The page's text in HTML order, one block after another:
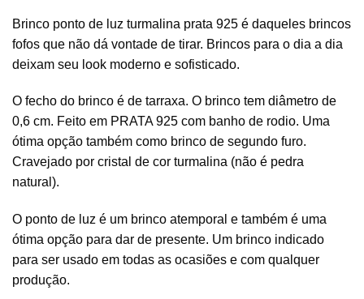
Brinco ponto de luz turmalina prata 925 é daqueles brincos
fofos que não dá vontade de tirar. Brincos para o dia a dia
deixam seu look moderno e sofisticado.
O fecho do brinco é de tarraxa. O brinco tem diâmetro de
0,6 cm. Feito em PRATA 925 com banho de rodio. Uma
ótima opção também como brinco de segundo furo.
Cravejado por cristal de cor turmalina (não é pedra
natural).
O ponto de luz é um brinco atemporal e também é uma
ótima opção para dar de presente. Um brinco indicado
para ser usado em todas as ocasiões e com qualquer
produção.